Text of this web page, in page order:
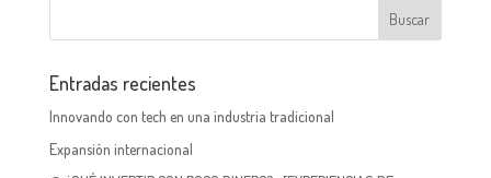
Entradas recientes
Innovando con tech en una industria tradicional
Expansión internacional